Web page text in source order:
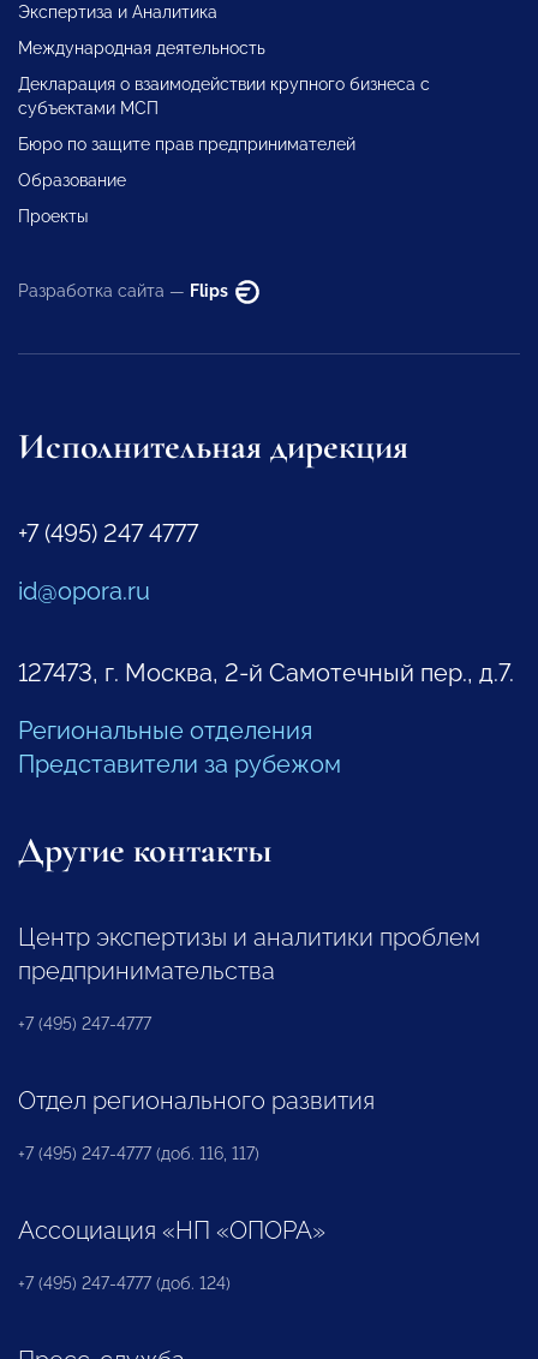
Экспертиза и Аналитика
Международная деятельность
Декларация о взаимодействии крупного бизнеса с
субъектами МСП
Бюро по защите прав предпринимателей
Образование
Проекты
Разработка сайта — Flips
Исполнительная дирекция
+7 (495) 247 4777
id@opora.ru
127473, г. Москва, 2-й Самотечный пер., д.7.
Региональные отделения
Представители за рубежом
Другие контакты
Центр экспертизы и аналитики проблем
предпринимательства
+7 (495) 247-4777
Отдел регионального развития
+7 (495) 247-4777 (доб. 116, 117)
Ассоциация «НП «ОПОРА»
+7 (495) 247-4777 (доб. 124)